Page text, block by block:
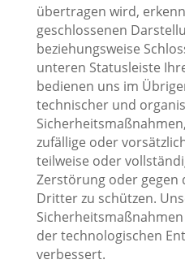
übertragen wird,
geschlossenen
beziehungsweise
unteren Statusleiste
bedienen uns im
technischer und
zufällige oder
teilweise oder
Zerstörung oder
Dritter zu schützen.
der technologischen
verbessert.